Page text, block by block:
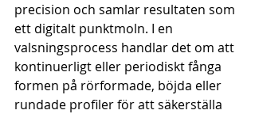
precision och samlar resultaten som
ett digitalt punktmoln. I en
valsningsprocess handlar det om att
kontinuerligt eller periodiskt fånga
formen på rörformade, böjda eller
rundade profiler för att säkerställa